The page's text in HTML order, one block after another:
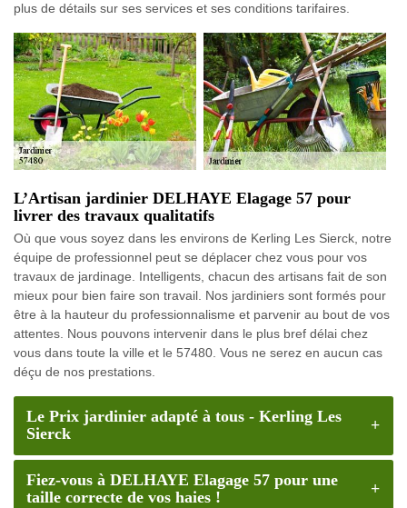
plus de détails sur ses services et ses conditions tarifaires.
L’Artisan jardinier DELHAYE Elagage 57 pour
livrer des travaux qualitatifs
Où que vous soyez dans les environs de Kerling Les Sierck, notre
équipe de professionnel peut se déplacer chez vous pour vos
travaux de jardinage. Intelligents, chacun des artisans fait de son
mieux pour bien faire son travail. Nos jardiniers sont formés pour
être à la hauteur du professionnalisme et parvenir au bout de vos
attentes. Nous pouvons intervenir dans le plus bref délai chez
vous dans toute la ville et le 57480. Vous ne serez en aucun cas
déçu de nos prestations.
Le Prix jardinier adapté à tous - Kerling Les
Sierck
Fiez-vous à DELHAYE Elagage 57 pour une
taille correcte de vos haies !